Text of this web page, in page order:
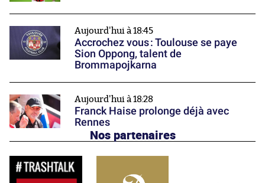
Aujourd'hui à 18:45
Accrochez vous : Toulouse se paye
Sion Oppong, talent de
Brommapojkarna
Aujourd'hui à 18:28
Franck Haise prolonge déjà avec
Rennes
Nos partenaires